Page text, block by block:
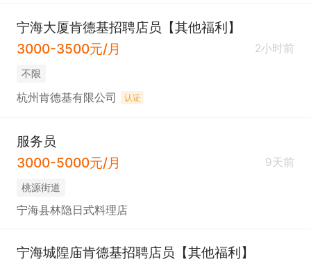
宁海大厦肯德基招聘店员【其他福利】
3000-3500元/月
2小时前
不限
杭州肯德基有限公司 认证
服务员
3000-5000元/月
9天前
桃源街道
宁海县林隐日式料理店
宁海城隍庙肯德基招聘店员【其他福利】